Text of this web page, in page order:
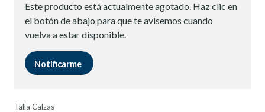
Este producto está actualmente agotado. Haz clic en
el botón de abajo para que te avisemos cuando
vuelva a estar disponible.
Notificarme
Talla Calzas